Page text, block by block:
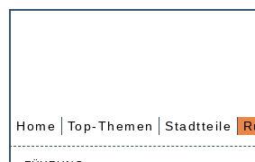
Home Top-Themen Stadtteile